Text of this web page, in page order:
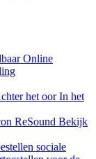
Online
het oorIn het
ReSound Bekijk
sociale